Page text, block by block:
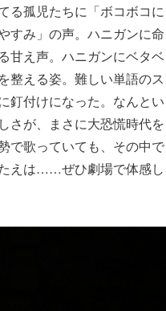
る孤児たちに「ボコボコに
すみ」の声。ハニガンに命
甘え声。ハニガンにベタベ
整える姿。難しい単語のス
付けになった。なんとい
さが、まさに大恐慌時代を
で歌っていても、その中で
えは……ぜひ劇場で体感し